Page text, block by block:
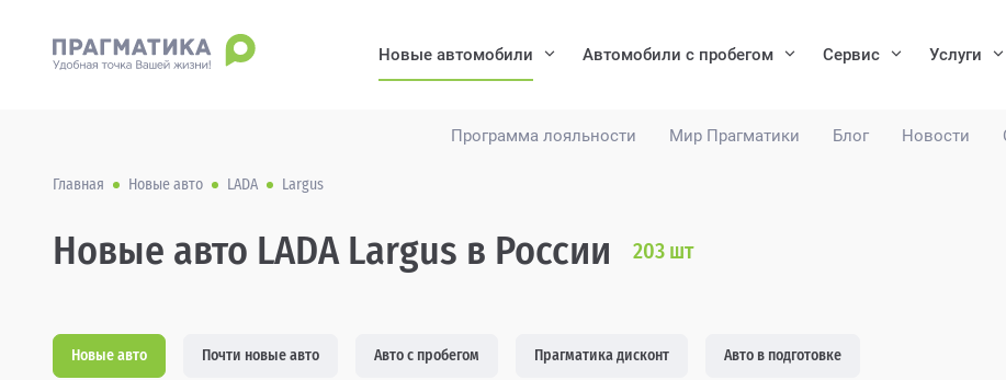
Программа лояльности Мир Прагматики Блог Новости
Новые автомобили Автомобили с пробегом Сервис Услуги
Главная Новые авто LADA Largus
Новые авто LADA Largus в России 203 шт
Новые авто Почти новые авто Авто с пробегом Прагматика дисконт Авто в подготовке